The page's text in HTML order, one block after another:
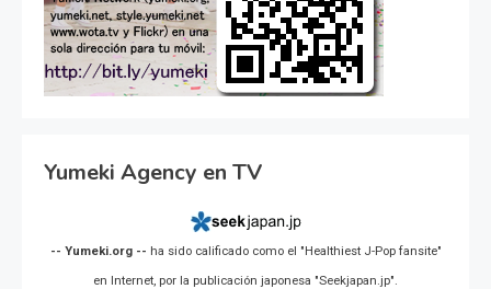
Yumeki Agency en TV
-- Yumeki.org -- ha sido calificado como el "Healthiest J-Pop fansite"
en Internet, por la publicación japonesa "Seekjapan.jp".